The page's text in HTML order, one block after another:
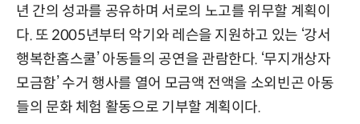
년 간의 성과를 공유하며 서로의 노고를 위무할 계획이
다. 또 2005년부터 악기와 레슨을 지원하고 있는 ‘강서
행복한홈스쿨’ 아동들의 공연을 관람한다. ‘무지개상자
모금함’ 수거 행사를 열어 모금액 전액을 소외빈곤 아동
들의 문화 체험 활동으로 기부할 계획이다.